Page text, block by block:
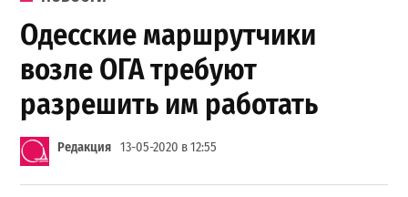
Одесские маршрутчики
возле ОГА требуют
разрешить им работать
Редакция 13-05-2020 в 12:55